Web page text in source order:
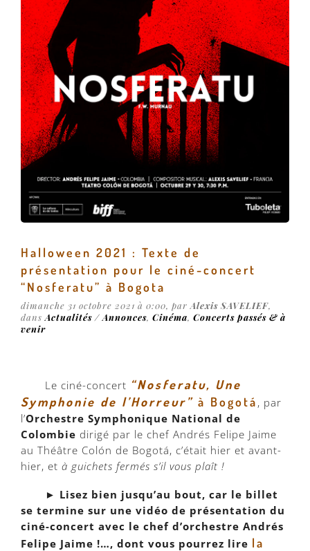
Halloween 2021 : Texte de
présentation pour le ciné-concert
“Nosferatu” à Bogota
dimanche 31 octobre 2021 à 0:00, par Alexis SAVELIEF,
dans Actualités / Annonces, Cinéma, Concerts passés & à
venir
Le ciné-concert “Nosferatu, Une
Symphonie de l’Horreur” à Bogotá , par
l’Orchestre Symphonique National de
Colombie dirigé par le chef Andrés Felipe Jaime
au Théâtre Colón de Bogotá, c’était hier et avant-
hier, et à guichets fermés s’il vous plaît !
► Lisez bien jusqu’au bout, car le billet
se termine sur une vidéo de présentation du
ciné-concert avec le chef d’orchestre Andrés
Felipe Jaime !…, dont vous pourrez lire la